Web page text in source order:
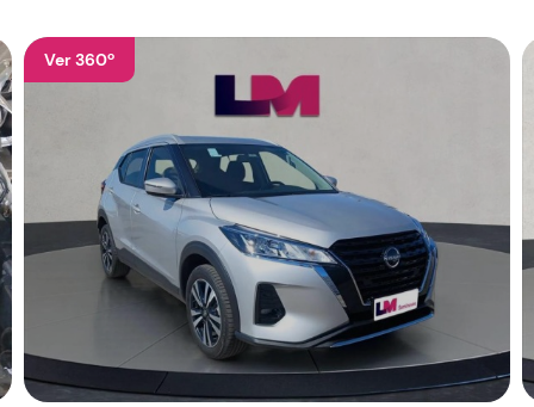
Ver 360º